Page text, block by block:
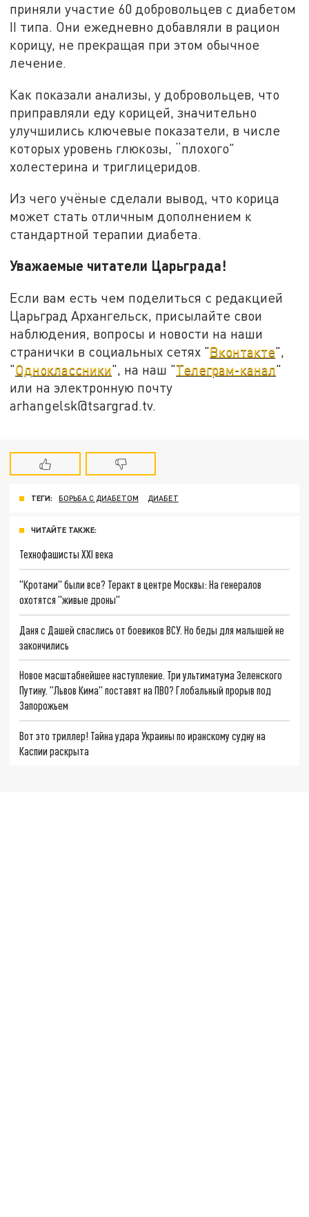
приняли участие 60 добровольцев с диабетом
II типа. Они ежедневно добавляли в рацион
корицу, не прекращая при этом обычное
лечение.
Как показали анализы, у добровольцев, что
приправляли еду корицей, значительно
улучшились ключевые показатели, в числе
которых уровень глюкозы, “плохого"
холестерина и триглицеридов.
Из чего учёные сделали вывод, что корица
может стать отличным дополнением к
стандартной терапии диабета.
Уважаемые читатели Царьграда!
Если вам есть чем поделиться с редакцией
Царьград Архангельск, присылайте свои
наблюдения, вопросы и новости на наши
странички в социальных сетях "Вконтакте",
"Одноклассники", на наш "Телеграм-канал"
или на электронную почту
arhangelsk@tsargrad.tv.
ТЕГИ: БОРЬБА С ДИАБЕТОМ ДИАБЕТ
ЧИТАЙТЕ ТАКЖЕ:
Технофашисты XXI века
"Кротами" были все? Теракт в центре Москвы: На генералов
охотятся "живые дроны"
Даня с Дашей спаслись от боевиков ВСУ. Но беды для малышей не
закончились
Новое масштабнейшее наступление. Три ультиматума Зеленского
Путину. "Львов Кима" поставят на ПВО? Глобальный прорыв под
Запорожьем
Вот это триллер! Тайна удара Украины по иранскому судну на
Каспии раскрыта